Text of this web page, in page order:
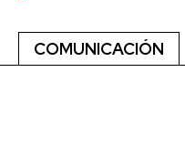
COMUNICACIÓN